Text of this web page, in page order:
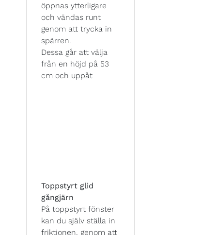
öppnas ytterligare
och vändas runt
genom att trycka in
spärren.
Dessa går att välja
från en höjd på 53
cm och uppåt
Toppstyrt glid
gångjärn
På toppstyrt fönster
kan du själv ställa in
friktionen, genom att